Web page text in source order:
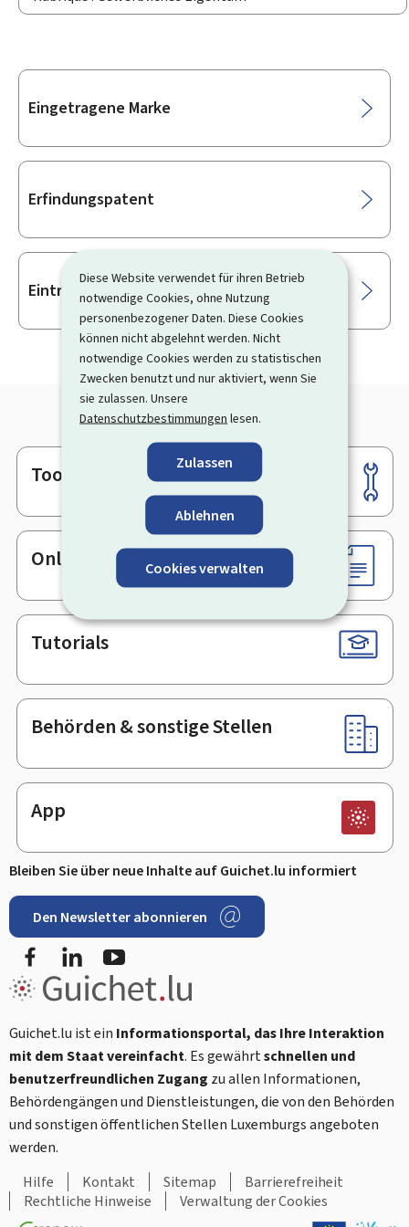
Diese Website verwendet für ihren Betrieb
notwendige Cookies, ohne Nutzung
personenbezogener Daten. Diese Cookies
können nicht abgelehnt werden. Nicht
notwendige Cookies werden zu statistischen
Zwecken benutzt und nur aktiviert, wenn Sie
sie zulassen. Unsere
Datenschutzbestimmungen lesen.
Zulassen
Ablehnen
Cookies verwalten
Unterrubriken
Eingetragene Marke
Erfindungspatent
Eintragung von Geschmacksmustern
Footer
Tools
Online-Dienste & Formulare
Tutorials
Behörden & sonstige Stellen
App
Bleiben Sie über neue Inhalte auf Guichet.lu informiert
Den Newsletter abonnieren
FacebookLinkedIn
Guichet.lu ist ein Informationsportal, das Ihre Interaktion
mit dem Staat vereinfacht. Es gewährtschnellen und
benutzerfreundlichen Zugang zu allen Informationen,
Behördengängen und Dienstleistungen, die von den Behörden
und sonstigen öffentlichen Stellen Luxemburgs angeboten
werden.
Hilfe
Kontakt Sitemap
Barrierefreiheit
Rechtliche Hinweise
Verwaltung der Cookies